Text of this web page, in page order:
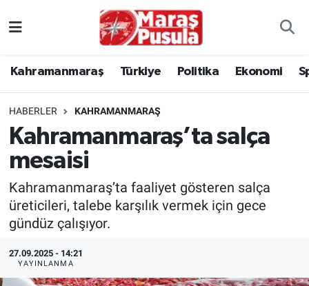
Kahramanmaraş Türkiye Politika Ekonomi
HABERLER KAHRAMANMARAŞ
Kahramanmaraş’ta salça
mesaisi
Kahramanmaraş’ta faaliyet gösteren salça
üreticileri, talebe karşılık vermek için gece
gündüz çalışıyor.
27.09.2025 - 14:21
YAYINLANMA
Politika
Ekonomi
Spor
Kültür Sanat
İstanbul Trafik Yoğunluk Haritası
Süper Lig Puan Durumu ve Fikstür
Tüm Manşetler
Son Dakika Haberleri